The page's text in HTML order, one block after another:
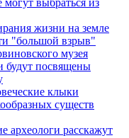
выбраться из
жизни на земле
"большой взрыв"
музея
будут посвящены
клыки
существ
археологи расскажут